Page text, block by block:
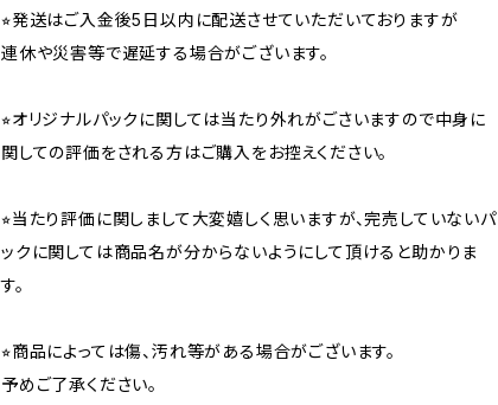
⭐︎発送はご入金後5日以内に配送させていただいておりますが
連休や災害等で遅延する場合がございます。
⭐︎オリジナルパックに関しては当たり外れがごさいますので中身に
関しての評価をされる方はご購入をお控えください。
⭐︎当たり評価に関しまして大変嬉しく思いますが、完売していないパ
ックに関しては商品名が分からないようにして頂けると助かりま
す。
⭐︎商品によっては傷、汚れ等がある場合がございます。
予めご了承ください。